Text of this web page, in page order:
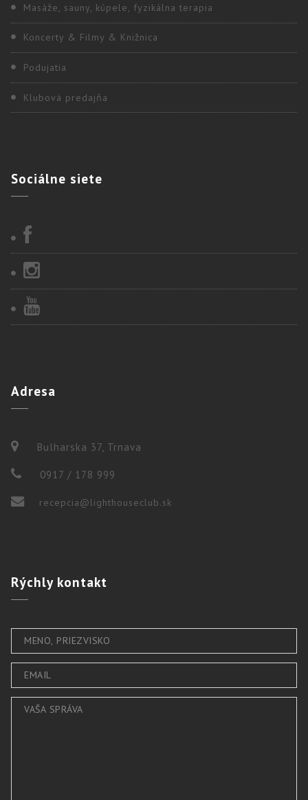
Masáže, sauny, kúpele, fyzikálna terapia
Koncerty & Filmy & Knižnica
Podujatia
Klubová predajňa
Sociálne siete
Adresa
Bulharska 37, Trnava
0917 / 178 999
recepcia@lighthouseclub.sk
Rýchlykontakt